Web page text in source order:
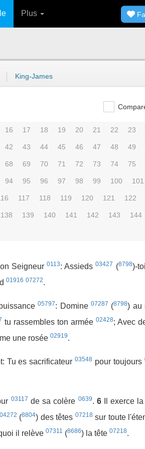
Plus
King-James
16 17 18 19 20 21 22 23
42 43 44 45 46 47 48 49
68 69 70 71 72 73 74 75
94 95 96 97 98 99 100 101
117 118 119 120 121 122
138 139 140 141 142 143 144
Seigneur0113: Assieds03427 (8798)-
01916 07272.
05797: Domine 07287 (8798) au
tu rassembles ton armée 02428; Avec
une rosée 02919.
Tu es sacrificateur03548 pour toujours
03117 de sa colère 0639. 6 Il exerce
04272 (8804) des têtes 07218sur toute
il relève 07311 (8686) la tête 07218.